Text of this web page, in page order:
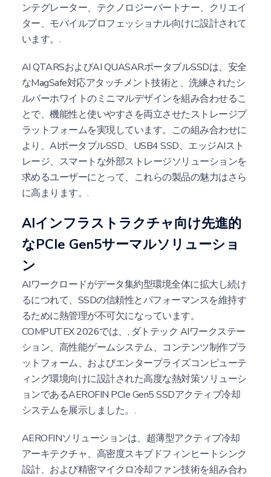
ンテグレーター、テクノロジーパートナー、クリエイ
ター、モバイルプロフェッショナル向けに設計されて
います。.
AI QTARSおよびAI QUASARポータブルSSDは、安全
なMagSafe対応アタッチメント技術と、洗練されたシ
ルバーホワイトのミニマルデザインを組み合わせるこ
とで、機能性と使いやすさを両立させたストレージプ
ラットフォームを実現しています。この組み合わせに
より、AIポータブルSSD、USB4 SSD、エッジAIスト
レージ、スマートな外部ストレージソリューションを
求めるユーザーにとって、これらの製品の魅力はさら
に高まります。.
AIインフラストラクチャ向け先進的
なPCIe Gen5サーマルソリューショ
ン
AIワークロードがデータ集約型環境全体に拡大し続け
るにつれて、SSDの信頼性とパフォーマンスを維持す
るために熱管理が不可欠になっています。
COMPUTEX 2026では、, ダトテック AIワークステー
ション、高性能ゲームシステム、コンテンツ制作プラ
ットフォーム、およびエンタープライズコンピューテ
ィング環境向けに設計された高度な熱対策ソリューシ
ョンであるAEROFIN PCIe Gen5 SSDアクティブ冷却
システムを展示しました。.
AEROFINソリューションは、超薄型アクティブ冷却
アーキテクチャ、高密度スキブドフィンヒートシンク
設計、および精密マイクロ冷却ファン技術を組み合わ